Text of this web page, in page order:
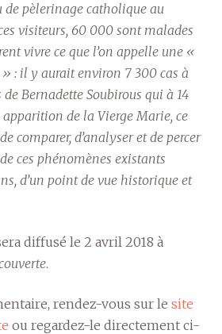
de pèlerinage catholique au
visiteurs, 60 000 sont malades
vivre ce que l’on appelle une «
: il y aurait environ 7 300 cas à
de Bernadette Soubirous qui à 14
de la Vierge Marie, ce
comparer, d’analyser et de percer
ces phénomènes existants
d’un point de vue historique et
diffusé le 2 avril 2018 à
.
rendez-vous sur le site
ou regardez-le directement ci-